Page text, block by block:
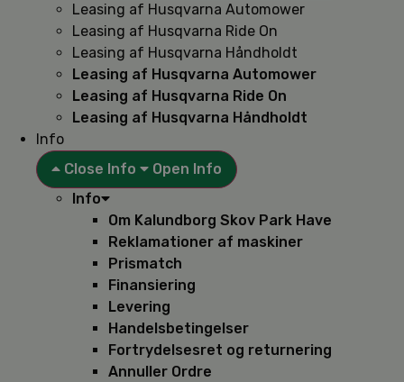
Leasing af Husqvarna Automower
Leasing af Husqvarna Ride On
Leasing af Husqvarna Håndholdt
Leasing af Husqvarna Automower
Leasing af Husqvarna Ride On
Leasing af Husqvarna Håndholdt
Info
Close Info
Open Info
Info
Om Kalundborg Skov Park Have
Reklamationer af maskiner
Prismatch
Finansiering
Levering
Handelsbetingelser
Fortrydelsesret og returnering
Annuller Ordre